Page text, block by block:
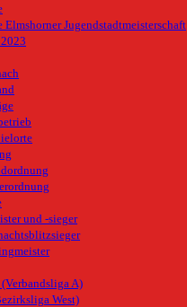
Elmshorner Jugendstadtmeisterschaft
und -sieger
A)
West)